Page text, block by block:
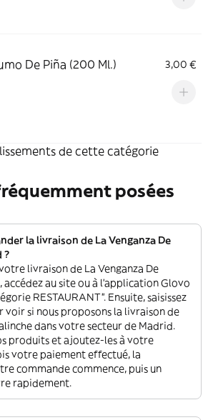
De Piña (200 Ml.) 3,00 €
de cette catégorie
posées
la livraison de La Venganza De
?
livraison de La Venganza De
accédez au site ou à l'application Glovo
RESTAURANT”. Ensuite, saisissez
voir si nous proposons la livraison de
dans votre secteur de Madrid.
produits et ajoutez-les à votre
votre paiement effectué, la
commande commence, puis un
rapidement.